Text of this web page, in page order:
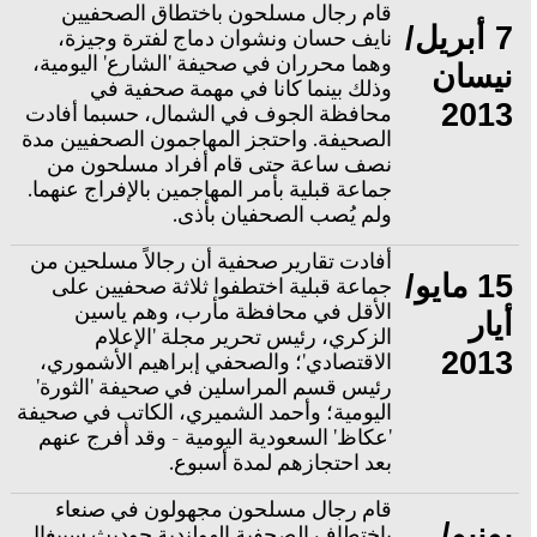
7 أبريل/
نيسان
2013
قام رجال مسلحون باختطاق الصحفيين
نايف حسان ونشوان دماج لفترة وجيزة،
وهما محرران في صحيفة 'الشارع' اليومية،
وذلك بينما كانا في مهمة صحفية في
محافظة الجوف في الشمال، حسبما أفادت
الصحيفة. واحتجز المهاجمون الصحفيين مدة
نصف ساعة حتى قام أفراد مسلحون من
جماعة قبلية بأمر المهاجمين بالإفراج عنهما.
ولم يُصب الصحفيان بأذى.
15 مايو/
أيار
2013
أفادت تقارير صحفية أن رجالاً مسلحين من
جماعة قبلية اختطفوا ثلاثة صحفيين على
الأقل في محافظة مأرب، وهم ياسين
الزكري، رئيس تحرير مجلة 'الإعلام
الاقتصادي'؛ والصحفي إبراهيم الأشموري،
رئيس قسم المراسلين في صحيفة 'الثورة'
اليومية؛ وأحمد الشميري، الكاتب في صحيفة
'عكاظ' السعودية اليومية - وقد أفرج عنهم
بعد احتجازهم لمدة أسبوع.
قام رجال مسلحون مجهولون في صنعاء